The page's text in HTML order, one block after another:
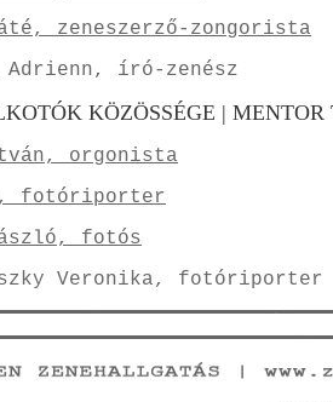
zeneszerző-zongorista
író-zenész
KÖZÖSSÉGE | MENTOR
orgonista
fotóriporter
fotós
Veronika, fotóriporter